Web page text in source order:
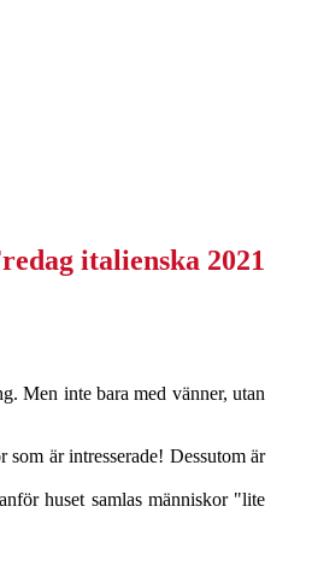
Men inte bara med vänner, utan
är intresserade! Dessutom är
huset samlas människor "lite